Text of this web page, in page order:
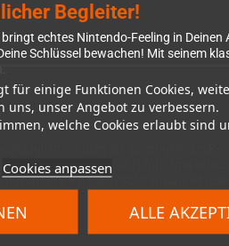
für einige Funktionen Cookies,
unser Angebot zu verbessern.
welche Cookies erlaubt sind
Cookies anpassen
ALLE
Begleiter!
echtes Nintendo-Feeling in
Schlüssel bewachen! Mit seinem
Anders als günstige
für eine angenehme Haptik und
charakteristischen Schnurrbart ist